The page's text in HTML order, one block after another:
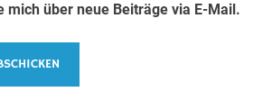
mich über neue Beiträge via E-Mail.